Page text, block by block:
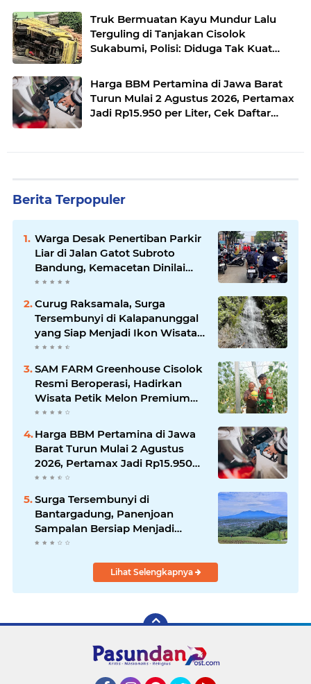
Truk Bermuatan Kayu Mundur Lalu
Terguling di Tanjakan Cisolok
Sukabumi, Polisi: Diduga Tak Kuat
Harga BBM Pertamina di Jawa Barat
Turun Mulai 2 Agustus 2026, Pertamax
Jadi Rp15.950 per Liter, Cek Daftar
Berita Terpopuler
Warga Desak Penertiban Parkir
Liar di Jalan Gatot Subroto
Bandung, Kemacetan Dinilai
Makin Mengkhawatirkan
Curug Raksamala, Surga
Tersembunyi di Kalapanunggal
yang Siap Menjadi Ikon Wisata
Alam Baru Kabupaten
SAM FARM Greenhouse Cisolok
Resmi Beroperasi, Hadirkan
Wisata Petik Melon Premium
dan Edukasi Pertanian Modern
Harga BBM Pertamina di Jawa
Barat Turun Mulai 2 Agustus
2026, Pertamax Jadi Rp15.950
per Liter, Cek Daftar Harga
Surga Tersembunyi di
Bantargadung, Panenjoan
Sampalan Bersiap Menjadi
Destinasi Desa Wisata Baru
Lihat Selengkapnya